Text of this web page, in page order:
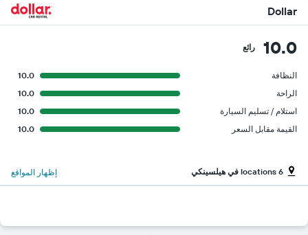
Dollar
10.0 رائع
النظافة
10.0
الراحة
10.0
استلام / تسليم السيارة
10.0
القيمة مقابل السعر
10.0
6 locations في هيلسينكي إظهار المواقع